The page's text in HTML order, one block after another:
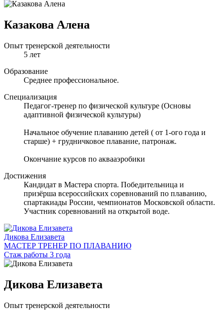
Казакова Алена
Опыт тренерской деятельности
5 лет
Образование
Среднее профессиональное.
Специализация
Педагог-тренер по физической культуре (Основы
адаптивной физической культуры)
Начальное обучение плаванию детей ( от 1-ого года и
старше) + грудничковое плавание, патронаж.
Окончание курсов по аквааэробики
Достижения
Кандидат в Мастера спорта. Победительница и
призёрша всероссийских соревнований по плаванию,
спартакиады России, чемпионатов Московской области.
Участник соревнований на открытой воде.
Дикова Елизавета
МАСТЕР ТРЕНЕР ПО ПЛАВАНИЮ
Стаж работы 3 года
Дикова Елизавета
Опыт тренерской деятельности